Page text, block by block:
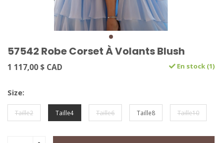
57542 Robe Corset À Volants Blush
1 117,00 $ CAD En stock (1)
Size:
Taille2 Taille4 Taille6 Taille8 Taille10